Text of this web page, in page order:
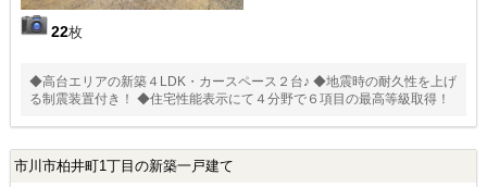
22枚
◆高台エリアの新築４LDK・カースペース２台♪ ◆地震時の耐久性を上げ
る制震装置付き！ ◆住宅性能表示にて４分野で６項目の最高等級取得！
市川市柏井町1丁目の新築一戸建て